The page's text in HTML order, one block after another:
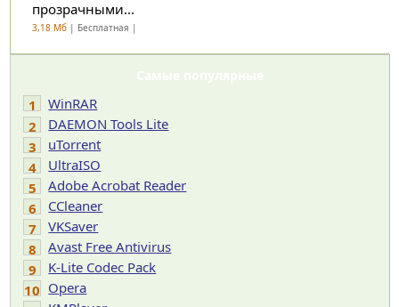
прозрачными...
3,18 Мб| Бесплатная |
Самые популярные
1
WinRAR
2
DAEMON Tools Lite
3
uTorrent
4
UltraISO
5
Adobe Acrobat Reader
6
CCleaner
7
VKSaver
8
Avast Free Antivirus
9
K-Lite Codec Pack
10 Opera